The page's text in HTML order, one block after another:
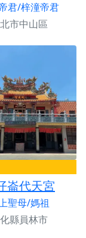
君/梓潼帝君
市中山區
崙代天宮
聖母/媽祖
縣員林市